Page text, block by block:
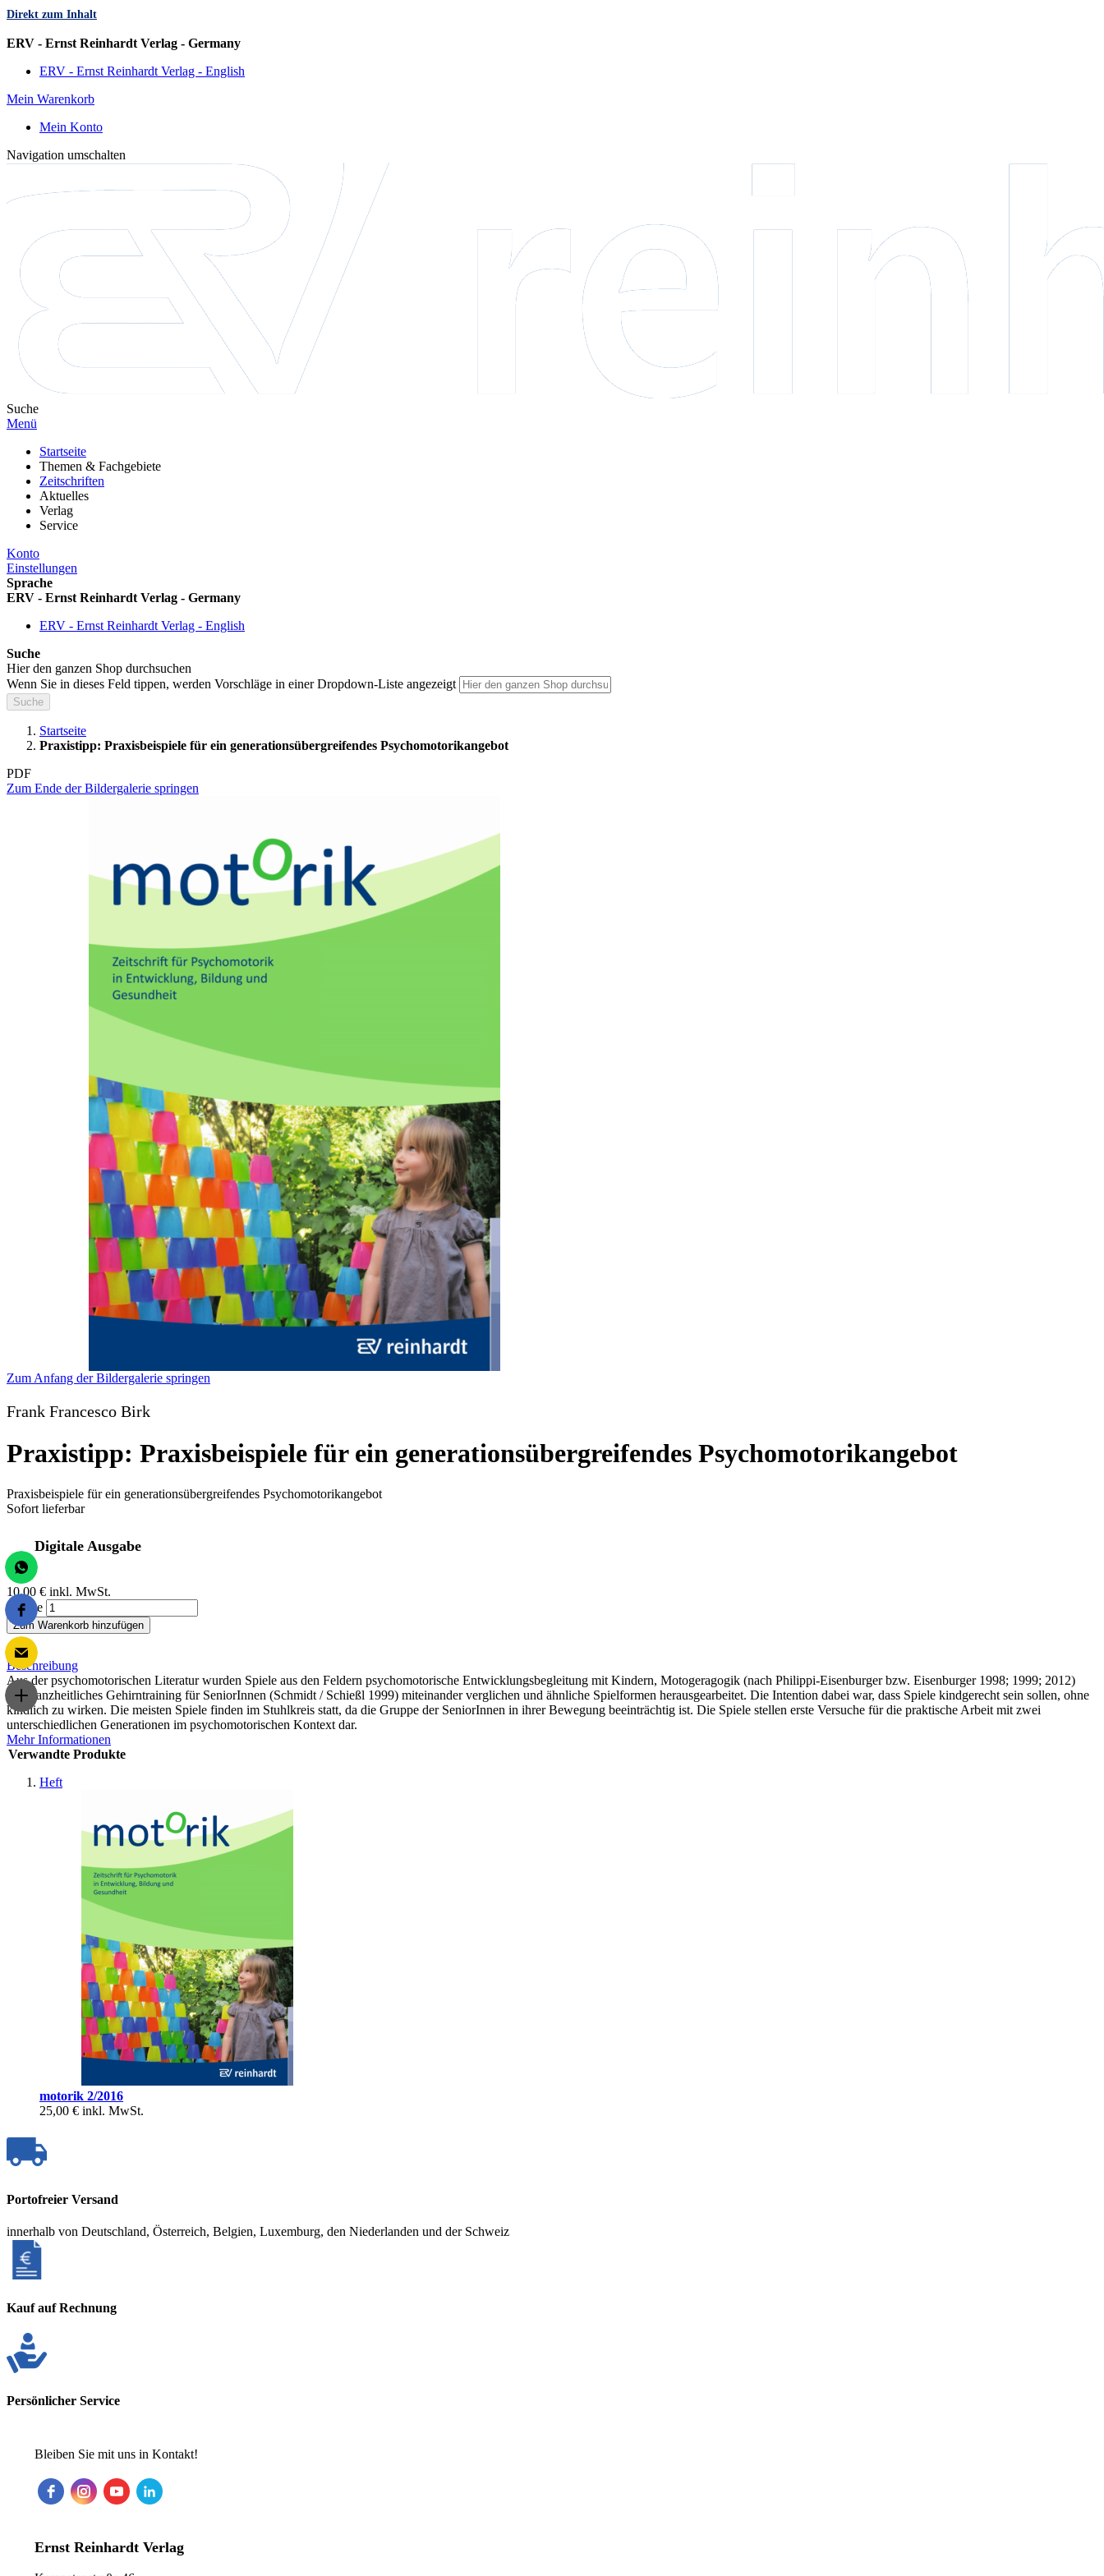
Direkt zum Inhalt
ERV - Ernst Reinhardt Verlag - Germany
ERV - Ernst Reinhardt Verlag - English
Mein Warenkorb
Mein Konto
Navigation umschalten
Suche
Menü
Startseite
Themen & Fachgebiete
Zeitschriften
Aktuelles
Verlag
Service
Konto
Einstellungen
Sprache
ERV - Ernst Reinhardt Verlag - Germany
ERV - Ernst Reinhardt Verlag - English
Suche
Hier den ganzen Shop durchsuchen
Wenn Sie in dieses Feld tippen, werden Vorschläge in einer Dropdown-Liste angezeigt
Suche
Startseite
Praxistipp: Praxisbeispiele für ein generationsübergreifendes Psychomotorikangebot
PDF
Zum Ende der Bildergalerie springen
Zum Anfang der Bildergalerie springen
Frank Francesco Birk
Praxistipp: Praxisbeispiele für ein generationsübergreifendes Psychomotorikangebot
Praxisbeispiele für ein generationsübergreifendes Psychomotorikangebot
Sofort lieferbar
Digitale Ausgabe
10,00 € inkl. MwSt.
Menge
Zum Warenkorb hinzufügen
Beschreibung
Aus der psychomotorischen Literatur wurden Spiele aus den Feldern psychomotorische Entwicklungsbegleitung mit Kindern, Motogeragogik (nach Philippi-Eisenburger bzw. Eisenburger 1998; 1999; 2012)
und ganzheitliches Gehirntraining für SeniorInnen (Schmidt / Schießl 1999) miteinander verglichen und ähnliche Spielformen herausgearbeitet. Die Intention dabei war, dass Spiele kindgerecht sein sollen, ohne
kindlich zu wirken. Die meisten Spiele finden im Stuhlkreis statt, da die Gruppe der SeniorInnen in ihrer Bewegung beeinträchtig ist. Die Spiele stellen erste Versuche für die praktische Arbeit mit zwei
unterschiedlichen Generationen im psychomotorischen Kontext dar.
Mehr Informationen
Verwandte Produkte
Heft
motorik 2/2016
25,00 € inkl. MwSt.
Portofreier Versand
innerhalb von Deutschland, Österreich, Belgien, Luxemburg, den Niederlanden und der Schweiz
Kauf auf Rechnung
Persönlicher Service
Bleiben Sie mit uns in Kontakt!
Ernst Reinhardt Verlag